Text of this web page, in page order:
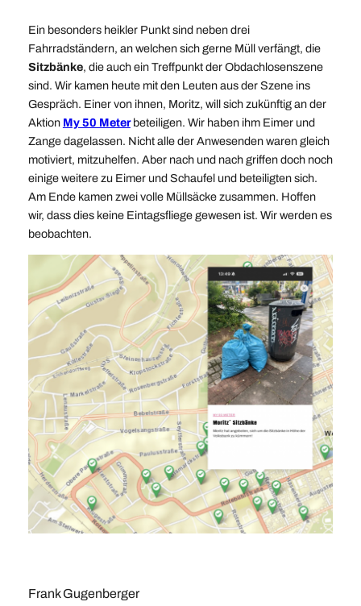
Ein besonders heikler Punkt sind neben drei
Fahrradständern, an welchen sich gerne Müll verfängt, die
Sitzbänke, die auch ein Treffpunkt der Obdachlosenszene
sind. Wir kamen heute mit den Leuten aus der Szene ins
Gespräch. Einer von ihnen, Moritz, will sich zukünftig an der
Aktion My 50 Meter beteiligen. Wir haben ihm Eimer und
Zange dagelassen. Nicht alle der Anwesenden waren gleich
motiviert, mitzuhelfen. Aber nach und nach griffen doch noch
einige weitere zu Eimer und Schaufel und beteiligten sich.
Am Ende kamen zwei volle Müllsäcke zusammen. Hoffen
wir, dass dies keine Eintagsfliege gewesen ist. Wir werden es
beobachten.
Frank Gugenberger